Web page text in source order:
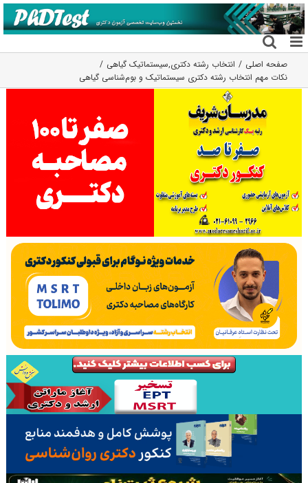
رفتن
به
محتوا
صفحه اصلی انتخاب رشته دکتری,سیستماتیک گیاهی
نکات مهم انتخاب رشته دکتری سیستماتیک و بو‌‌م‌شناسی گیاهی